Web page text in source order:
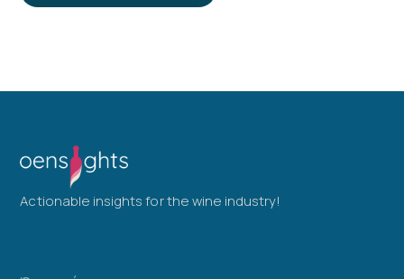
Actionable insights for the wine industry!